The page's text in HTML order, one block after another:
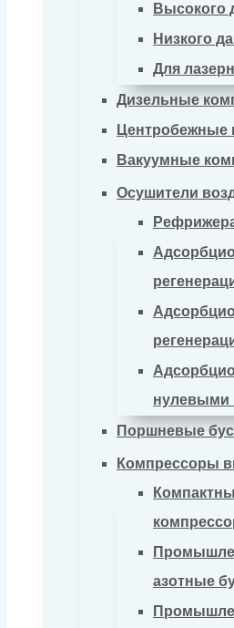
Высокого
Низкого
Для
Дизельные
Центробежные
Вакуумные
Осушители
нулевыми
Поршневые
Компрессоры
азотные